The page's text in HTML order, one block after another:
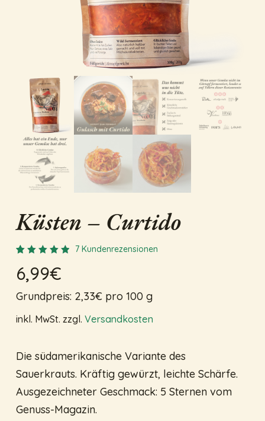
Küsten – Curtido
mit 5.00
von 5,
auf
Kundenbewertungen
7Kundenrezensionen
6,99€
Grundpreis: 2,33€ pro 100 g
inkl. MwSt. zzgl. Versandkosten
Die südamerikanische Variante des
Sauerkrauts. Kräftig gewürzt, leichte Schärfe.
Ausgezeichneter Geschmack: 5 Sternen vom
Genuss-Magazin.
Name
E-Mail*